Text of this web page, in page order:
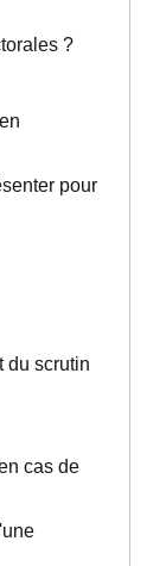
?
pour
du scrutin
cas de